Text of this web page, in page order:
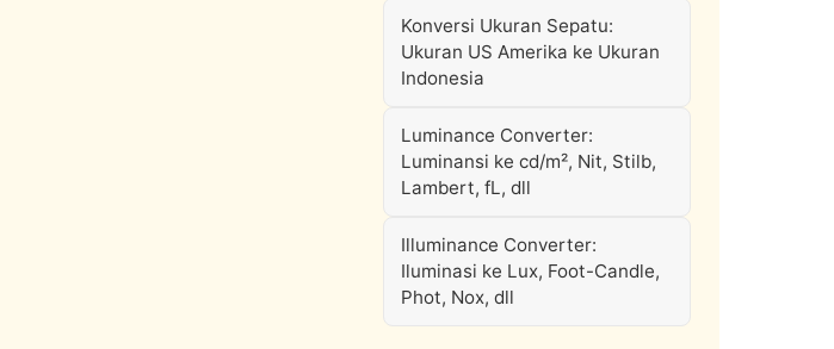
Konversi Ukuran Sepatu:
Ukuran US Amerika ke Ukuran
Indonesia
Luminance Converter:
Luminansi ke cd/m², Nit, Stilb,
Lambert, fL, dll
Illuminance Converter:
Iluminasi ke Lux, Foot-Candle,
Phot, Nox, dll